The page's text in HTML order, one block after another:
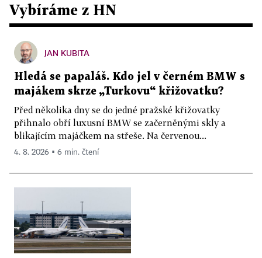
Vybíráme z HN
JAN KUBITA
Hledá se papaláš. Kdo jel v černém BMW s
majákem skrze „Turkovu“ křižovatku?
Před několika dny se do jedné pražské křižovatky
přihnalo obří luxusní BMW se začerněnými skly a
blikajícím majáčkem na střeše. Na červenou...
4. 8. 2026 ▪ 6 min. čtení